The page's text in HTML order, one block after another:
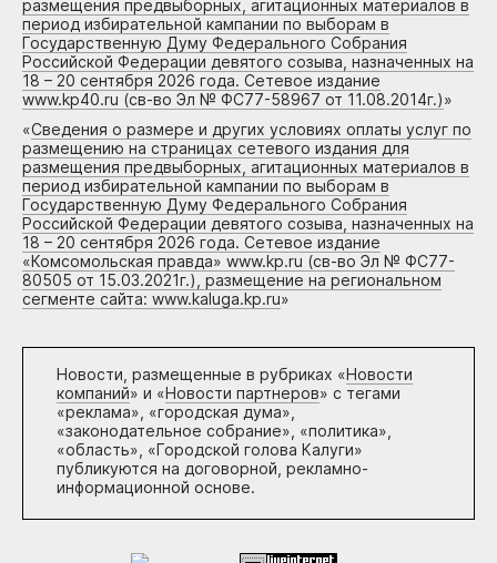
размещения предвыборных, агитационных материалов в
период избирательной кампании по выборам в
Государственную Думу Федерального Собрания
Российской Федерации девятого созыва, назначенных на
18 – 20 сентября 2026 года. Сетевое издание
www.kp40.ru (св-во Эл № ФС77-58967 от 11.08.2014г.)»
«Сведения о размере и других условиях оплаты услуг по
размещению на страницах сетевого издания для
размещения предвыборных, агитационных материалов в
период избирательной кампании по выборам в
Государственную Думу Федерального Собрания
Российской Федерации девятого созыва, назначенных на
18 – 20 сентября 2026 года. Сетевое издание
«Комсомольская правда» www.kp.ru (св-во Эл № ФС77-
80505 от 15.03.2021г.), размещение на региональном
сегменте сайта: www.kaluga.kp.ru»
Новости, размещенные в рубриках «Новости
компаний» и «Новости партнеров» с тегами
«реклама», «городская дума»,
«законодательное собрание», «политика»,
«область», «Городской голова Калуги»
публикуются на договорной, рекламно-
информационной основе.